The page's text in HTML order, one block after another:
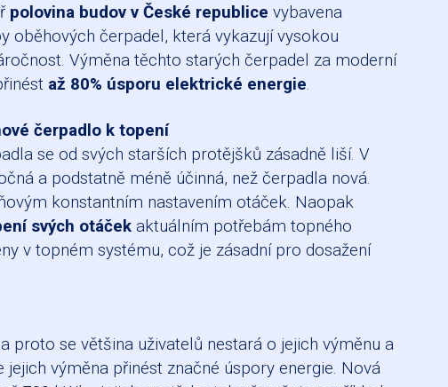
polovina budov v České republice vybavena
oběhových čerpadel, která vykazují vysokou
Výměna těchto starých čerpadel za moderní
až 80% úsporu elektrické energie.
čerpadlo k topení
se od svých starších protějšků zásadně liší. V
a podstatně méně účinná, než čerpadla nová.
konstantním nastavením otáček. Naopak
svých otáčekaktuálním potřebám topného
v topném systému, což je zásadní pro dosažení
proto se většina uživatelů nestará o jejich výměnu a
výměna přinést značné úspory energie. Nová